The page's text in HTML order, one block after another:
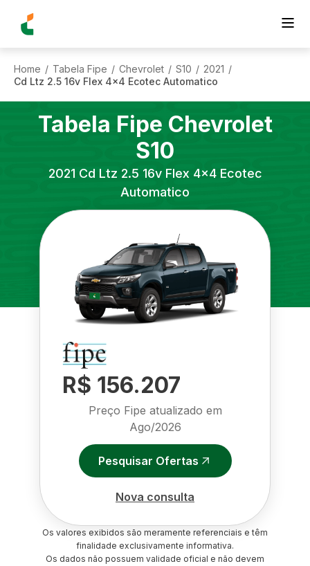
Home / Tabela Fipe / Chevrolet / S10 / 2021 /
Cd Ltz 2.5 16v Flex 4x4 Ecotec Automatico
Tabela Fipe Chevrolet
S10
2021 Cd Ltz 2.5 16v Flex 4x4 Ecotec
Automatico
R$ 156.207
Preço Fipe atualizado em
Ago/2026
Pesquisar Ofertas
Nova consulta
Os valores exibidos são meramente referenciais e têm
finalidade exclusivamente informativa.
Os dados não possuem validade oficial e não devem